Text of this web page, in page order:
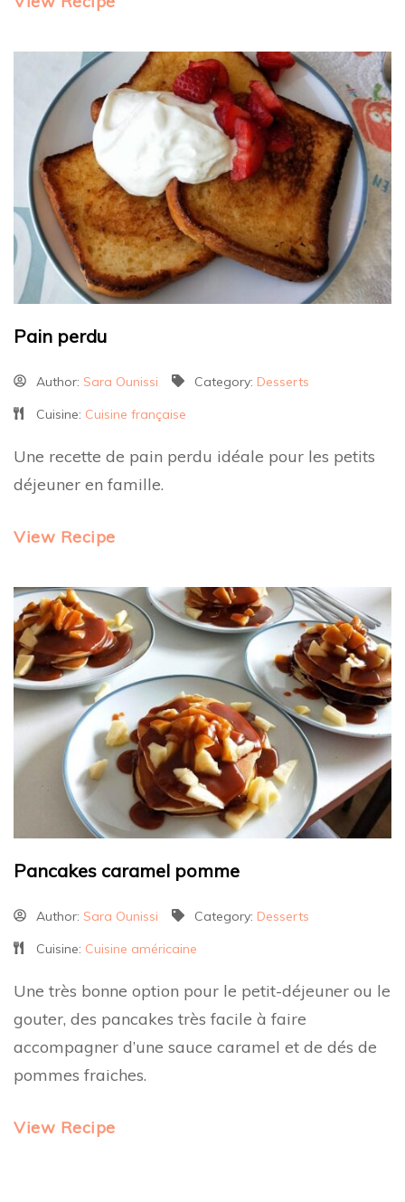
Pain perdu
Author: Sara Ounissi Category: Desserts
Cuisine: Cuisine française
Une recette de pain perdu idéale pour les petits
déjeuner en famille.
View Recipe
Pancakes caramel pomme
Author: Sara Ounissi Category: Desserts
Cuisine: Cuisine américaine
Une très bonne option pour le petit-déjeuner ou le
gouter, des pancakes très facile à faire
accompagner d’une sauce caramel et de dés de
pommes fraiches.
View Recipe